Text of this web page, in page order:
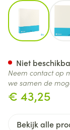
View
€ 43,25
Niet
Neem contact op
we samen de
Bekijk alle